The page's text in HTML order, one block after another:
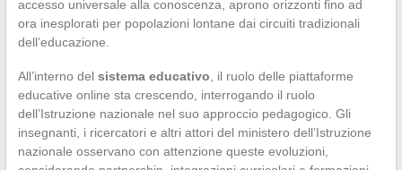
accesso universale alla conoscenza, aprono orizzonti fino ad
ora inesplorati per popolazioni lontane dai circuiti tradizionali
dell’educazione.
All’interno del sistema educativo , il ruolo delle piattaforme
educative online sta crescendo, interrogando il ruolo
dell’Istruzione nazionale nel suo approccio pedagogico. Gli
insegnanti, i ricercatori e altri attori del ministero dell’Istruzione
nazionale osservano con attenzione queste evoluzioni,